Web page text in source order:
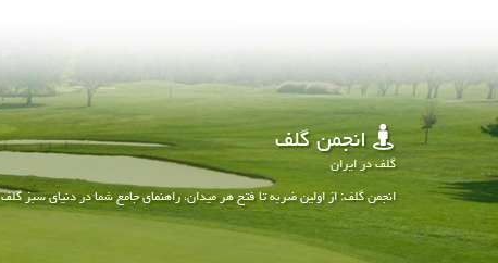
انجمن گلف
گلف در ایران
انجمن گلف: از اولین ضربه تا فتح هر میدان، راهنمای جامع شما در دنیای سبز گلف